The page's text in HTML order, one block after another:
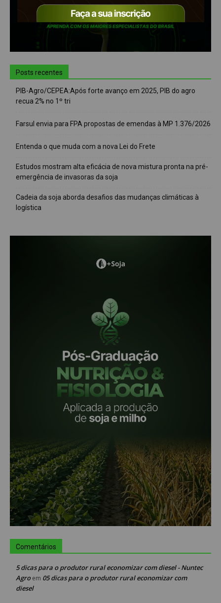
Posts recentes
PIB-Agro/CEPEA:Após forte avanço em 2025, PIB do agro
recua 2% no 1º tri
Farsul envia para FPA propostas de emendas à MP 1.376/2026
Entenda o que muda com a nova Lei do Frete
Estudos mostram alta eficácia de nova mistura pronta na pré-
emergência de invasoras da soja
Cadeia da soja aborda desafios das mudanças climáticas à
logística
Comentários
5 dicas para o produtor rural economizar com diesel - Nuntec
Agroem 05 dicas para o produtor rural economizar com
diesel